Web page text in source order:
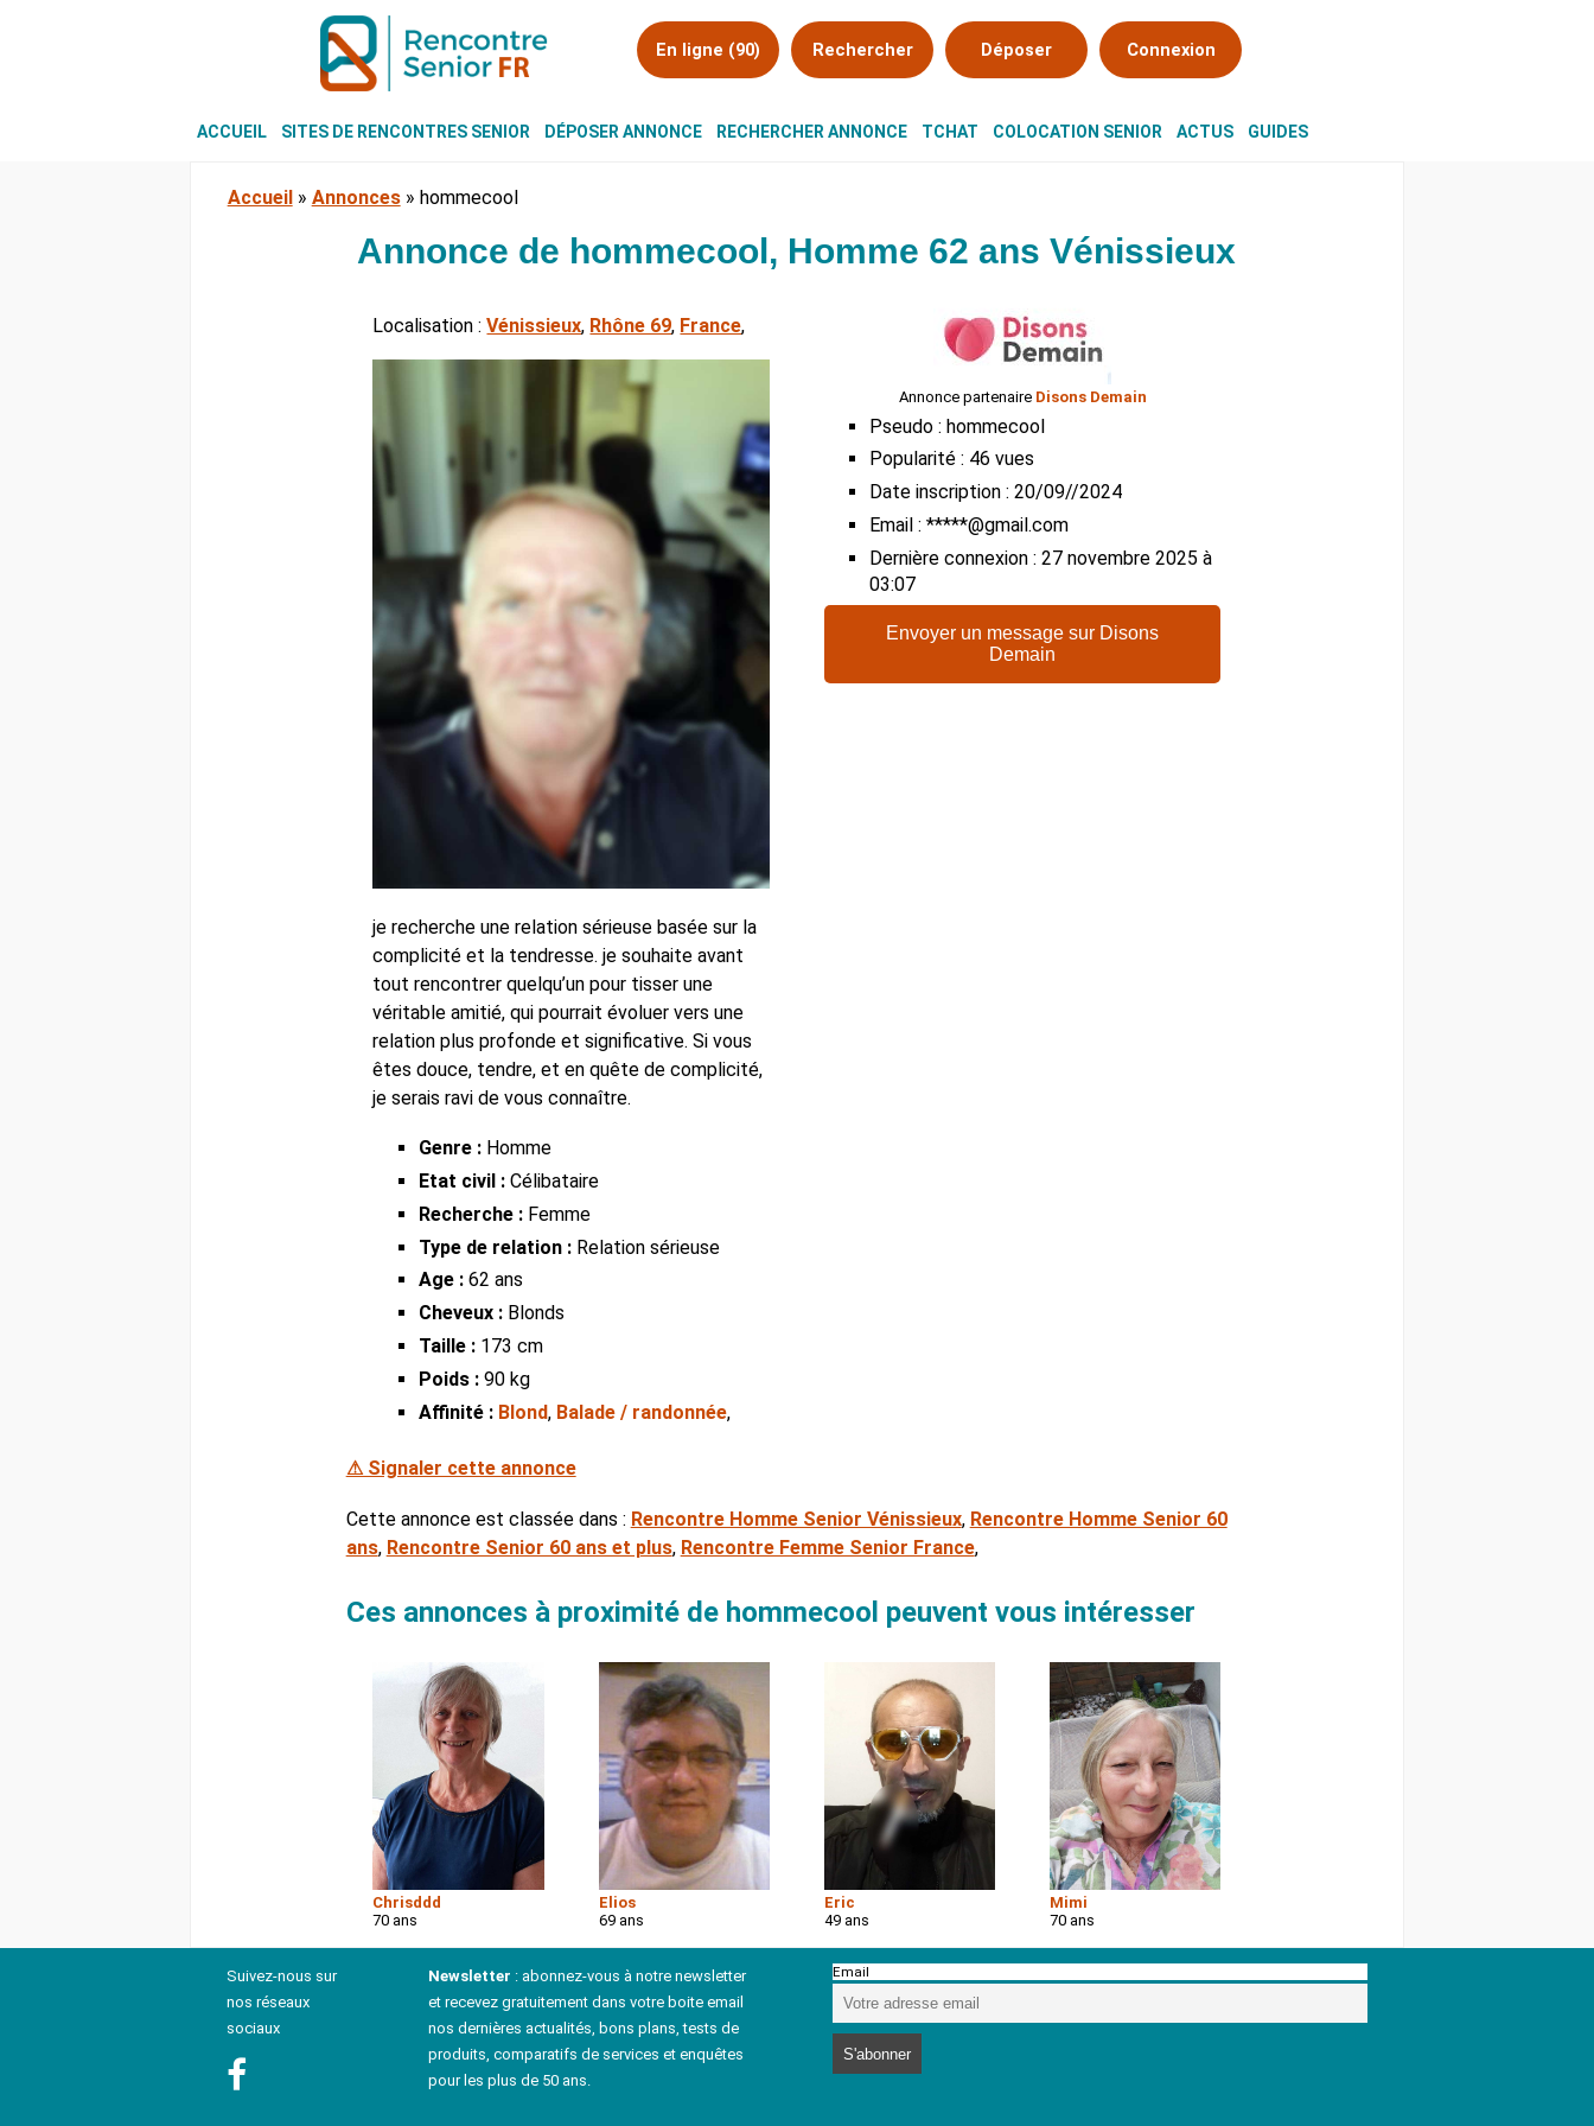
En ligne (90) Rechercher Déposer Connexion
ACCUEIL SITES DE RENCONTRES SENIOR DÉPOSER ANNONCE RECHERCHER ANNONCE TCHAT COLOCATION SENIOR ACTUS GUIDES
Accueil » Annonces» hommecool
Annonce de hommecool, Homme 62 ans Vénissieux
Localisation :Vénissieux, Rhône 69, France,
je recherche une relation sérieuse basée sur la
complicité et la tendresse. je souhaite avant
tout rencontrer quelqu’un pour tisser une
véritable amitié, qui pourrait évoluer vers une
relation plus profonde et significative. Si vous
êtes douce, tendre, et en quête de complicité,
je serais ravi de vous connaître.
Genre : Homme
Etat civil : Célibataire
Recherche : Femme
Type de relation : Relation sérieuse
Age : 62 ans
Cheveux : Blonds
Taille : 173 cm
Poids : 90 kg
Affinité : Blond, Balade / randonnée,
Annonce partenaire Disons Demain
Pseudo : hommecool
Popularité : 46 vues
Date inscription : 20/09//2024
Email : *****@gmail.com
Dernière connexion : 27 novembre 2025 à
03:07
Envoyer un message sur Disons
Demain
⚠ Signaler cette annonce
Cette annonce est classée dans : Rencontre Homme Senior Vénissieux, Rencontre Homme Senior 60
ans, Rencontre Senior 60 ans et plus, Rencontre Femme Senior France,
Ces annonces à proximité de hommecool peuvent vous intéresser
Chrisddd
70 ans
Elios
69 ans
Eric
49 ans
Mimi
70 ans
Suivez-nous sur
nos réseaux
sociaux
Newsletter : abonnez-vous à notre newsletter
et recevez gratuitement dans votre boite email
nos dernières actualités, bons plans, tests de
produits, comparatifs de services et enquêtes
pour les plus de 50 ans.
Email